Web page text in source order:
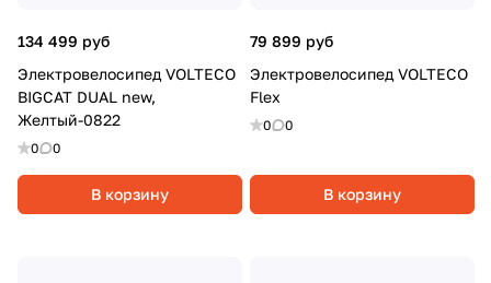
134 499 руб
Электровелосипед VOLTECO
BIGCAT DUAL new,
Желтый-0822
0 0
В корзину
79 899 руб
Электровелосипед VOLTECO
Flex
0 0
В корзину